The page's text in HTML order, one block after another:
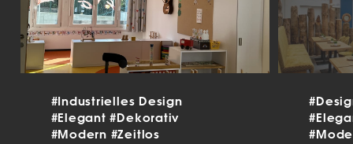
#Industrielles Design
#Elegant#Dekorativ
#Modern #Zeitlos